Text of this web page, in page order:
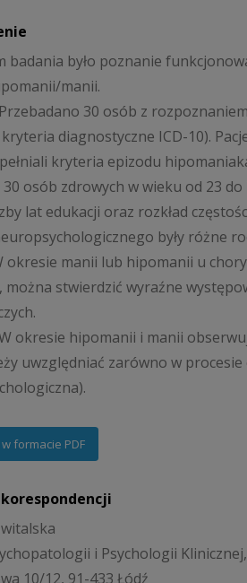
badania było poznanie
manii.
Przebadano 30 osób z
diagnostyczne ICD-10).
kryteria epizodu
30 osób zdrowych w wieku od 23
lat edukacji oraz rozkład
były różne
okresie manii lub hipomanii u
można stwierdzić wyraźne
okresie hipomanii i manii
uwzględniać zarówno w
w formacie PDF
i Psychologii
10/12, 91-433 Łódź